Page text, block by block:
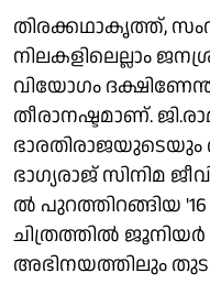
തിരക്കഥാകൃത്ത്,
നിലകളിലെല്ലാം
വിയോഗം
തീരാനഷ്ടമാണ്.
ഭാരതിരാജയുടെയും
ഭാഗ്യരാജ് സിനിമ
ൽ പുറത്തിറങ്ങിയ
ചിത്രത്തിൽ ജൂനിയർ
അഭിനയത്തിലും